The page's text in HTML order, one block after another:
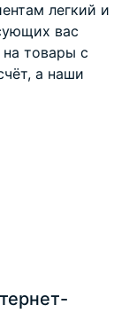
легкий и
вас
товары с
а наши